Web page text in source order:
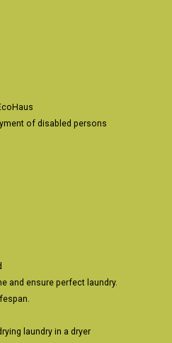
of disabled persons
and ensure perfect laundry.
laundry in a dryer